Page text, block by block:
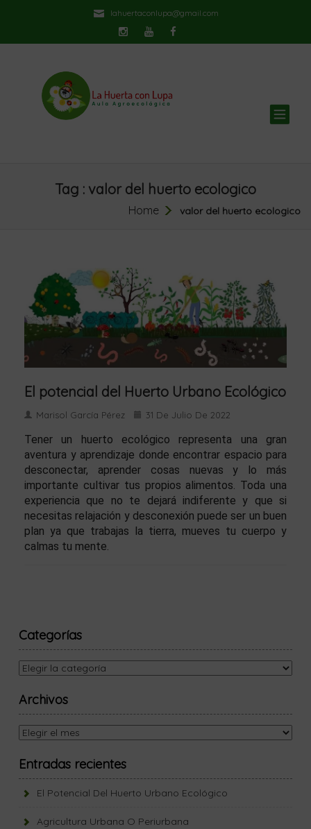
lahuertaconlupa@gmail.com
Tag : valor del huerto ecologico
Home valor del huerto ecologico
El potencial del Huerto Urbano Ecológico
Marisol García Pérez 31 De Julio De 2022
Tener un huerto ecológico representa una gran
aventura y aprendizaje donde encontrar espacio para
desconectar, aprender cosas nuevas y lo más
importante cultivar tus propios alimentos. Toda una
experiencia que no te dejará indiferente y que si
necesitas relajación y desconexión puede ser un buen
plan ya que trabajas la tierra, mueves tu cuerpo y
calmas tu mente.
Categorías
Categorías
Archivos
Archivos
Entradas recientes
El Potencial Del Huerto Urbano Ecológico
Agricultura Urbana O Periurbana